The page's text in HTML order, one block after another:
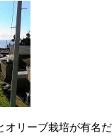
オリーブ栽培が有名